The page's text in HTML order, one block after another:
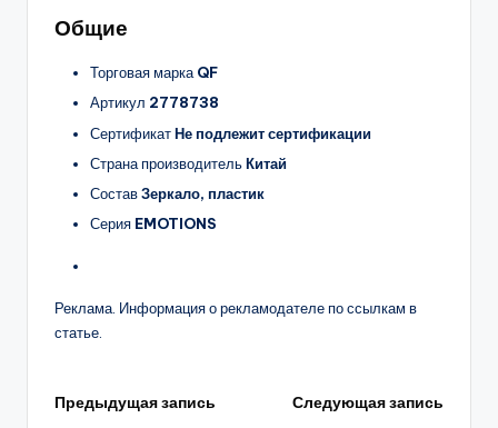
Общие
Торговая маркаQF
Артикул 2778738
СертификатНе подлежит сертификации
Страна производительКитай
СоставЗеркало, пластик
Серия EMOTIONS
Реклама. Информация о рекламодателе по ссылкам в
статье.
Навигация
Предыдущая запись
Следующая запись